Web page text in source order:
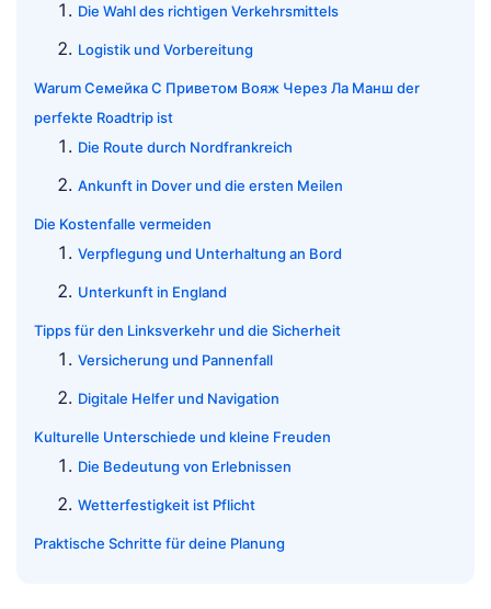
Die Wahl des richtigen Verkehrsmittels
Logistik und Vorbereitung
Warum Семейка С Приветом Вояж Через Ла Манш der
perfekte Roadtrip ist
Die Route durch Nordfrankreich
Ankunft in Dover und die ersten Meilen
Die Kostenfalle vermeiden
Verpflegung und Unterhaltung an Bord
Unterkunft in England
Tipps für den Linksverkehr und die Sicherheit
Versicherung und Pannenfall
Digitale Helfer und Navigation
Kulturelle Unterschiede und kleine Freuden
Die Bedeutung von Erlebnissen
Wetterfestigkeit ist Pflicht
Praktische Schritte für deine Planung